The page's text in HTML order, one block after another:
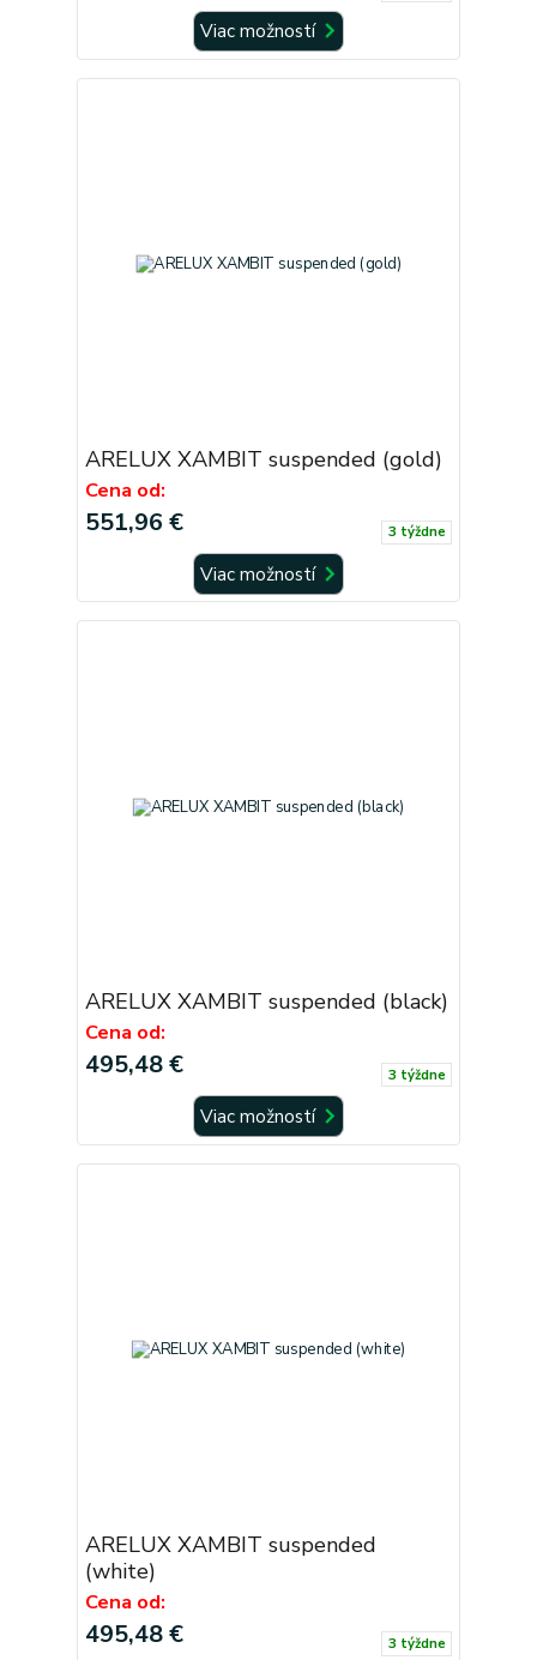
Viac možností
ARELUX XAMBIT suspended (gold)
Cena od:
551,96 € 3 týždne
Viac možností
ARELUX XAMBIT suspended (black)
Cena od:
495,48 € 3 týždne
Viac možností
ARELUX XAMBIT suspended
(white)
Cena od:
495,48 € 3 týždne